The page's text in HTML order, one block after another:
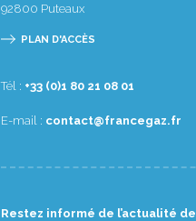
92800 Puteaux
PLAN D'ACCÈS
Tél : 10 80 12 08 1(0) 33+
E-mail : rf.zagecnarf@tcatnoc
Restez informé de l’actualité de